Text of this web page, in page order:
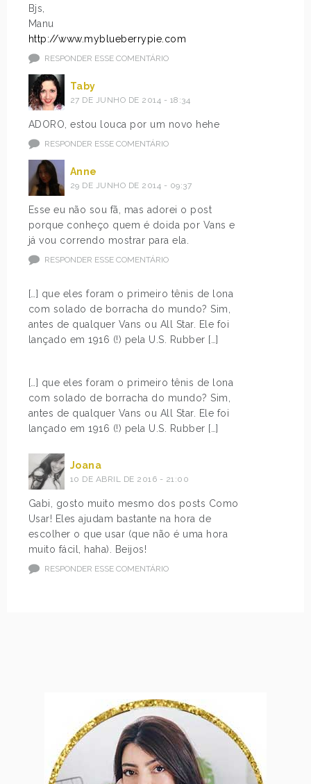
Bjs,
Manu
http://www.myblueberrypie.com
RESPONDER ESSE COMENTÁRIO
Taby
27 DE JUNHO DE 2014 - 18:34
ADORO, estou louca por um novo hehe
RESPONDER ESSE COMENTÁRIO
Anne
29 DE JUNHO DE 2014 - 09:37
Esse eu não sou fã, mas adorei o post
porque conheço quem é doida por Vans e
já vou correndo mostrar para ela.
RESPONDER ESSE COMENTÁRIO
[…] que eles foram o primeiro tênis de lona
com solado de borracha do mundo? Sim,
antes de qualquer Vans ou All Star. Ele foi
lançado em 1916 (!) pela U.S. Rubber […]
[…] que eles foram o primeiro tênis de lona
com solado de borracha do mundo? Sim,
antes de qualquer Vans ou All Star. Ele foi
lançado em 1916 (!) pela U.S. Rubber […]
Joana
10 DE ABRIL DE 2016 - 21:00
Gabi, gosto muito mesmo dos posts Como
Usar! Eles ajudam bastante na hora de
escolher o que usar (que não é uma hora
muito fácil, haha). Beijos!
RESPONDER ESSE COMENTÁRIO